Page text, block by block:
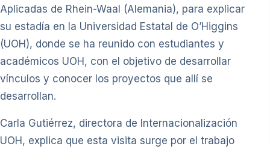
Aplicadas de Rhein-Waal (Alemania), para explicar
su estadía en la Universidad Estatal de O’Higgins
(UOH), donde se ha reunido con estudiantes y
académicos UOH, con el objetivo de desarrollar
vínculos y conocer los proyectos que allí se
desarrollan.
Carla Gutiérrez, directora de Internacionalización
UOH, explica que esta visita surge por el trabajo